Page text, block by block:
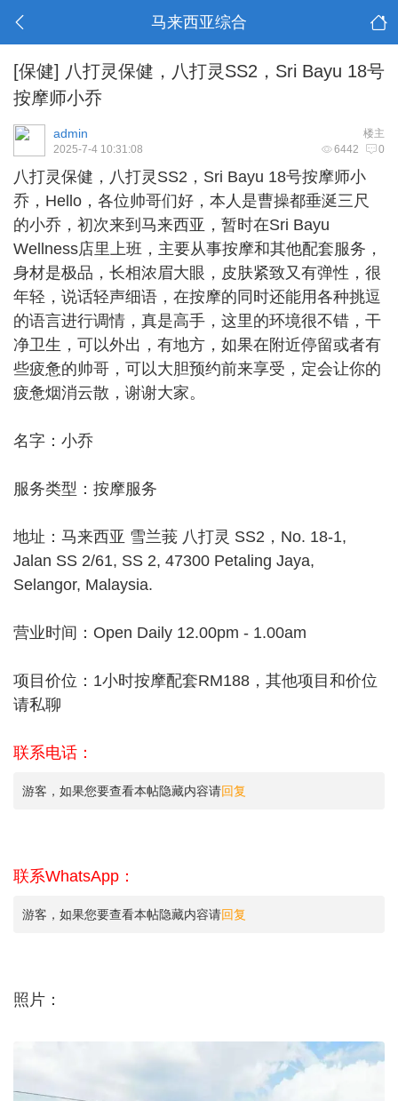
马来西亚综合
[保健] 八打灵保健，八打灵SS2，Sri Bayu 18号
按摩师小乔
楼主
admin
6442 0
2025-7-4 10:31:08
八打灵保健 ，八打灵SS2，Sri Bayu 18号按摩师小
乔，Hello，各位帅哥们好，本人是曹操都垂涎三尺
的小乔，初次来到马来西亚，暂时在Sri Bayu
Wellness店里上班，主要从事按摩和其他配套服务，
身材是极品，长相浓眉大眼，皮肤紧致又有弹性，很
年轻，说话轻声细语，在按摩的同时还能用各种挑逗
的语言进行调情，真是高手，这里的环境很不错，干
净卫生，可以外出，有地方，如果在附近停留或者有
些疲惫的帅哥，可以大胆预约前来享受，定会让你的
疲惫烟消云散，谢谢大家。
名字：小乔
服务类型：按摩服务
地址：马来西亚 雪兰莪 八打灵 SS2，No. 18-1,
Jalan SS 2/61, SS 2, 47300 Petaling Jaya,
Selangor, Malaysia.
营业时间：Open Daily 12.00pm - 1.00am
项目价位：1小时按摩配套RM188，其他项目和价位
请私聊
联系电话：
游客，如果您要查看本帖隐藏内容请回复
联系WhatsApp：
游客，如果您要查看本帖隐藏内容请回复
照片：